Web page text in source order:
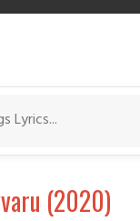
(2020)